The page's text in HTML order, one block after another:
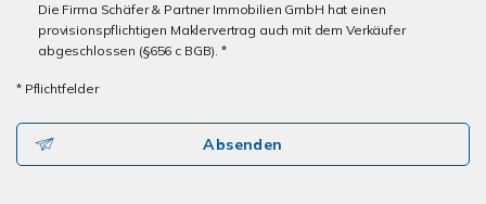
Die Firma Schäfer & Partner Immobilien GmbH hat einen
provisionspflichtigen Maklervertrag auch mit dem Verkäufer
abgeschlossen (§656 c BGB). *
* Pflichtfelder
Absenden